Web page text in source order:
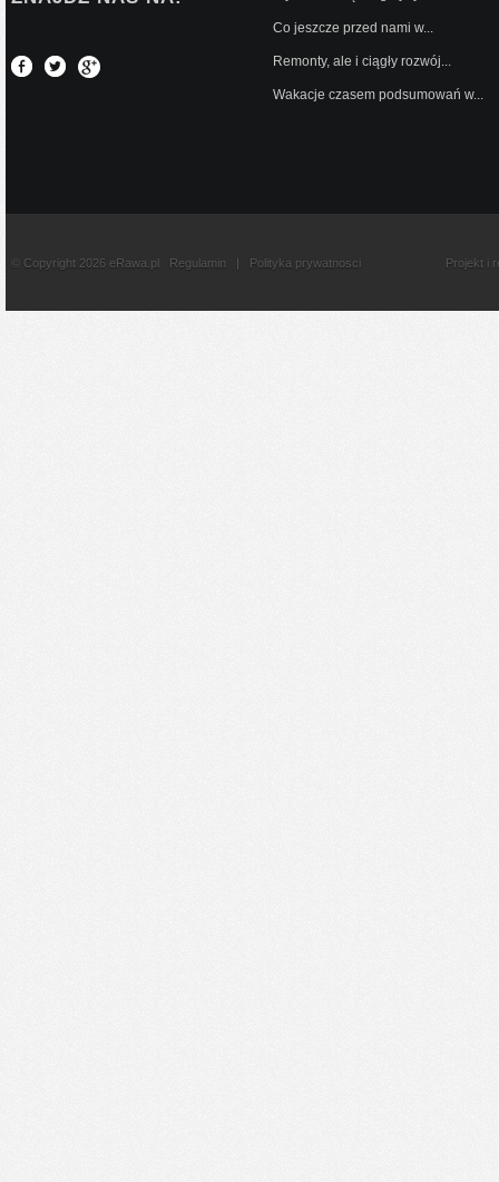
Co jeszcze przed nami w...
Remonty, ale i ciągły rozwój...
Wakacje czasem podsumowań w...
© Copyright 2026 eRawa.pl Regulamin | Polityka prywatnosci Projekt i